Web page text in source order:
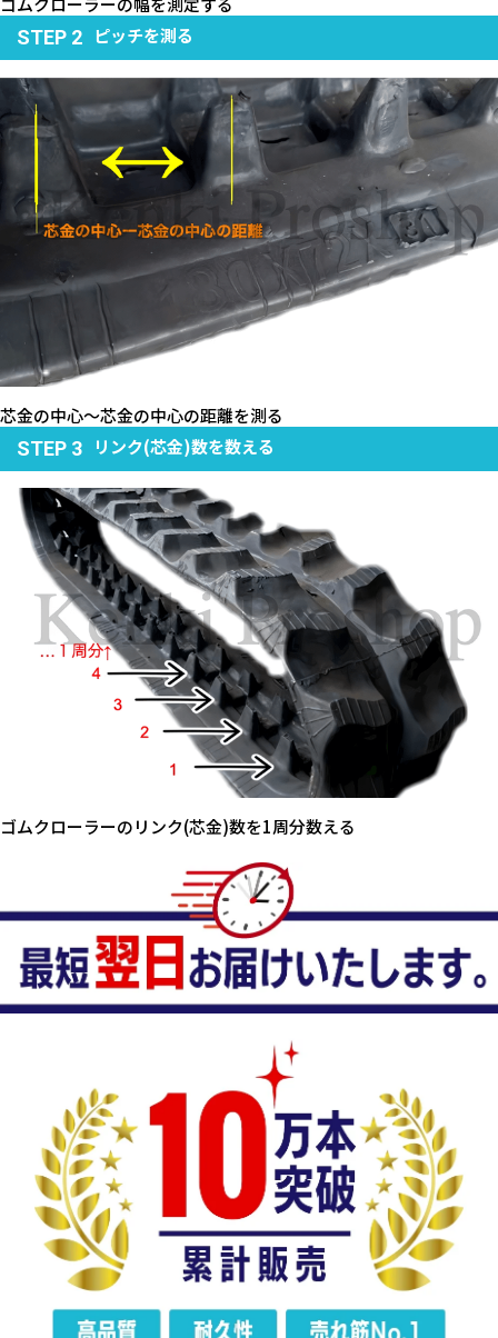
STEP 2 ピッチを測る
芯金の中心～芯金の中心の距離を測る
STEP 3
リンク(芯金)数を数える
ゴムクローラーのリンク(芯金)数を1周分数える